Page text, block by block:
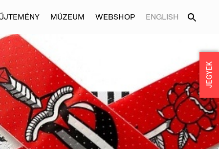
MÚZEUM WEBSHOP ENGLISH
JEGYEK